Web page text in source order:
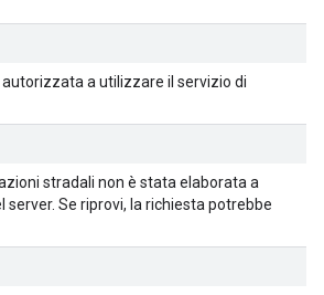
autorizzata a utilizzare il servizio di
stradali non è stata elaborata a
server. Se riprovi, la richiesta potrebbe